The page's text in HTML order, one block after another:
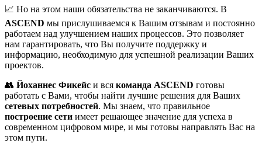
📈 Но на этом наши обязательства не заканчиваются. В
ASCEND мы прислушиваемся к Вашим отзывам и постоянно
работаем над улучшением наших процессов. Это позволяет
нам гарантировать, что Вы получите поддержку и
информацию, необходимую для успешной реализации Ваших
проектов.
👥 Йоханнес Фикейс и вся команда ASCEND готовы
работать с Вами, чтобы найти лучшие решения для Ваших
сетевых потребностей. Мы знаем, что правильное
построение сети имеет решающее значение для успеха в
современном цифровом мире, и мы готовы направлять Вас на
этом пути.